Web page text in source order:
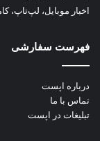
اخبار موبایل، لپ‌تاپ،
فهرست سفارشی
درباره اپست
تماس با ما
تبلیغات در اپست